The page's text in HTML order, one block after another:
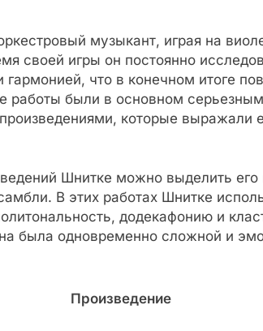
музыкант, играя на
своей игры он постоянно
что в конечном итоге
работы были в основном
которые выражали
Шнитке можно выделить
В этих работах Шнитке
додекафонию и
была одновременно сложной и
Произведение